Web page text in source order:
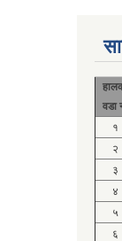
वडा
१
२
३
४
५
६